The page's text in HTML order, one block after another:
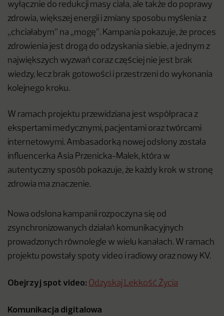
wyłącznie do redukcji masy ciała, ale także do poprawy
zdrowia, większej energii i zmiany sposobu myślenia z
„chciałabym” na „mogę”. Kampania pokazuje, że proces
zdrowienia jest drogą do odzyskania siebie, a jednym z
największych wyzwań coraz częściej nie jest brak
wiedzy, lecz brak gotowości i przestrzeni do wykonania
kolejnego kroku.
W ramach projektu przewidziana jest współpraca z
ekspertami medycznymi, pacjentami oraz twórcami
internetowymi. Ambasadorką nowej odsłony została
influencerka Asia Przenicka-Malek, która w
autentyczny sposób pokazuje, że każdy krok w stronę
zdrowia ma znaczenie.
Nowa odsłona kampanii rozpoczyna się od
zsynchronizowanych działań komunikacyjnych
prowadzonych równolegle w wielu kanałach. W ramach
projektu powstały spoty video i radiowy oraz nowy KV.
Obejrzyj spot video: Odzyskaj Lekkość Życia
Komunikacja digitalowa